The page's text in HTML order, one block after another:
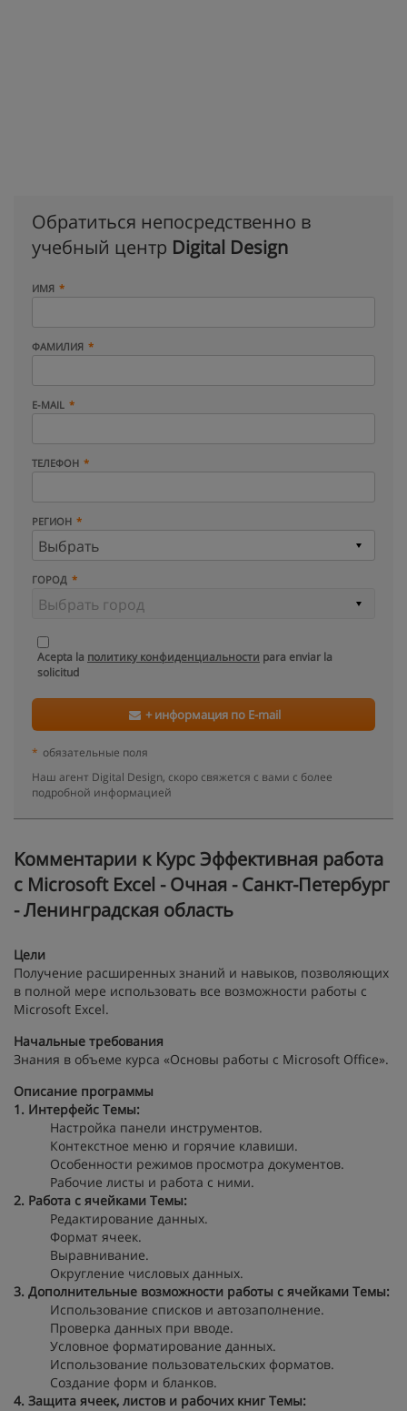
Обратиться непосредственно в
учебный центр Digital Design
ИМЯ
ФАМИЛИЯ
E-MAIL
ТЕЛЕФОН
РЕГИОН
ГОРОД
Acepta la политику конфиденциальности para enviar la
solicitud
+ информация по E-mail
* обязательные поля
Наш агент Digital Design, скоро свяжется с вами с более
подробной информацией
Kомментарии к Курс Эффективная работа
с Microsoft Excel - Очная - Санкт-Петербург
- Ленинградская область
Цели
Получение расширенных знаний и навыков, позволяющих
в полной мере использовать все возможности работы с
Microsoft Excel.
Начальные требования
Знания в объеме курса «Основы работы с Microsoft Office».
Описание программы
1. Интерфейс Темы:
Настройка панели инструментов.
Контекстное меню и горячие клавиши.
Особенности режимов просмотра документов.
Рабочие листы и работа с ними.
2. Работа с ячейками Темы:
Редактирование данных.
Формат ячеек.
Выравнивание.
Округление числовых данных.
3. Дополнительные возможности работы с ячейками Темы:
Использование списков и автозаполнение.
Проверка данных при вводе.
Условное форматирование данных.
Использование пользовательских форматов.
Создание форм и бланков.
4. Защита ячеек, листов и рабочих книг Темы: